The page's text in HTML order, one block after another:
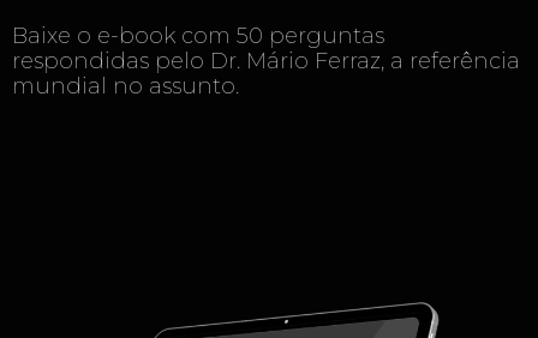
Baixe o e-book com 50 perguntas
respondidas pelo Dr. Mário Ferraz, a referência
mundial no assunto.